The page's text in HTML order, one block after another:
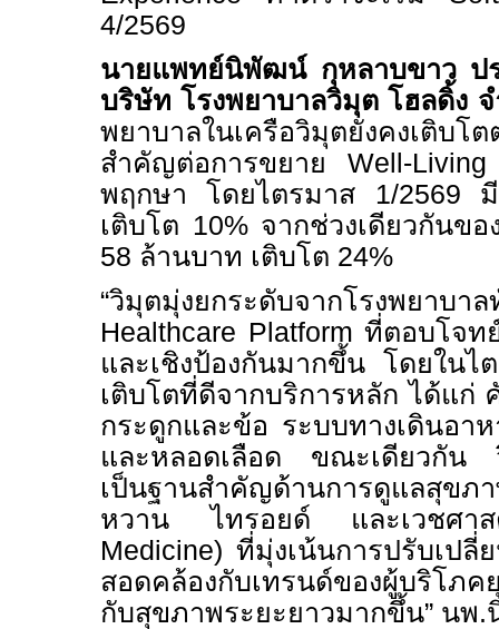
4/2569
นายแพทย์นิพัฒน์ กุหลาบขาว ป
บริษัท โรงพยาบาลวิมุต โฮลดิ้ง
พยาบาลในเครือวิมุตยังคงเติบ
สำคัญต่อการขยาย Well-
พฤกษา โดยไตรมาส 1/2569
เติบโต 10% จากช่วงเดียวกันข
58 ล้านบาท เติบโต 24%
“วิมุตมุ่งยกระดับจากโรงพย
Healthcare Platform ที่ตอบโจท
และเชิงป้องกันมากขึ้น โดยในไ
เติบโตที่ดีจากบริการหลัก ได้แก่
กระดูกและข้อ ระบบทางเดินอา
และหลอดเลือด ขณะเดียวกัน
เป็นฐานสำคัญด้านการดูแลสุขภา
หวาน ไทรอยด์ และเวชศา
Medicine) ที่มุ่งเน้นการปรับเป
สอดคล้องกับเทรนด์ของผู้บริโภ
กับสุขภาพระยะยาวมากขึ้น” นพ